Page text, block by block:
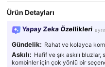
Ürün Detayları
Yapay Zeka Özellikleri
Gündelik: Rahat ve kolayca
Askılı: Hafif ve şık askılı
kombinler için çok yönlü bir